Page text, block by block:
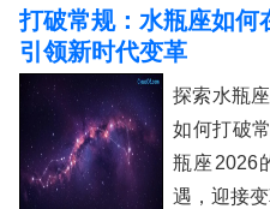
打破常规：水瓶座如何
引领新时代变革
探索水瓶
如何打破
瓶座2026
遇，迎接变